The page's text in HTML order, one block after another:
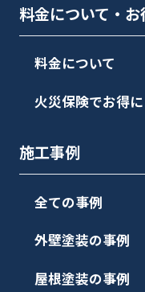
料金について・
料金について
火災保険でお得に
施工事例
全ての事例
外壁塗装の事例
屋根塗装の事例